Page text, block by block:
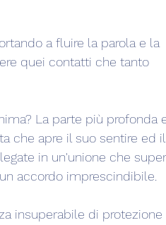
a fluire la parola e la
quei contatti che tanto
La parte più profonda
che apre il suo sentire ed
in un'unione che
accordo imprescindibile.
insuperabile di protezione